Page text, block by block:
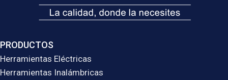
PRODUCTOS
Herramientas Eléctricas
Herramientas Inalámbricas